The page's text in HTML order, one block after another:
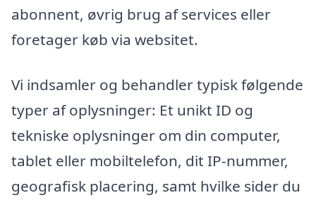
abonnent, øvrig brug af services eller
foretager køb via websitet.
Vi indsamler og behandler typisk følgende
typer af oplysninger: Et unikt ID og
tekniske oplysninger om din computer,
tablet eller mobiltelefon, dit IP-nummer,
geografisk placering, samt hvilke sider du